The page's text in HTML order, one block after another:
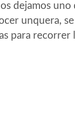
dejamos uno
unquera,
para recorrer